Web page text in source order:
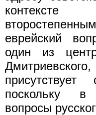
еврейский
один из
присутствует
поскольку
вопросы